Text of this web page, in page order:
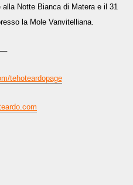
Notte Bianca di Matera e il 31
la Mole Vanvitelliana.
tehoteardopage